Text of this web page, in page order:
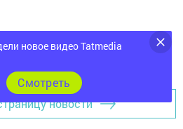
новости
новое видео Tatmedia
Cмотреть